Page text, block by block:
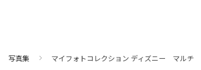
写真集 マイフォトコレクション ディズニー マルチ